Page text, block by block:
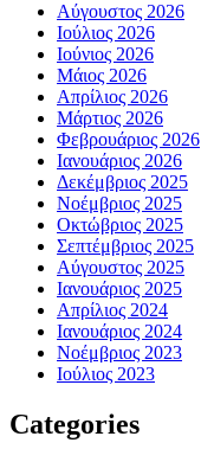
Αύγουστος 2026
Ιούλιος 2026
Ιούνιος 2026
Μάιος 2026
Απρίλιος 2026
Μάρτιος 2026
Φεβρουάριος 2026
Ιανουάριος 2026
Δεκέμβριος 2025
Νοέμβριος 2025
Οκτώβριος 2025
Σεπτέμβριος 2025
Αύγουστος 2025
Ιανουάριος 2025
Απρίλιος 2024
Ιανουάριος 2024
Νοέμβριος 2023
Ιούλιος 2023
Categories